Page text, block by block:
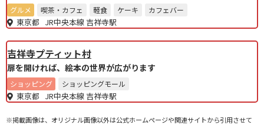
っておきの1日をお過ごしください。
グルメ 喫茶・カフェ 軽食 ケーキ カフェバー
東京都 JR中央本線 吉祥寺駅
吉祥寺プティット村
扉を開ければ、絵本の世界が広がります
ショッピング ショッピングモール
東京都 JR中央本線 吉祥寺駅
※掲載画像は、オリジナル画像以外は公式ホームページや関連サイトから引用させて